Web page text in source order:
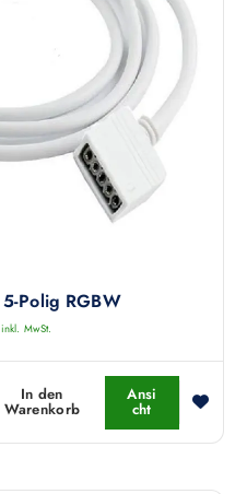
Polig RGBW
inkl. MwSt.
In den
Warenkorb
Ansi
cht